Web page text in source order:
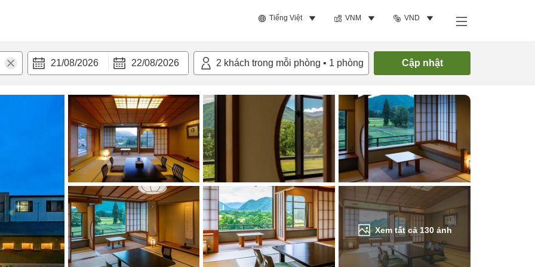
Tiếng Việt VNM VND
21/08/2026 22/08/2026 2 khách trong mỗi phòng • 1 phòng Cập nhật
Xem tất cả 130 ảnh
bật Tiện nghi Tìm phòng trống